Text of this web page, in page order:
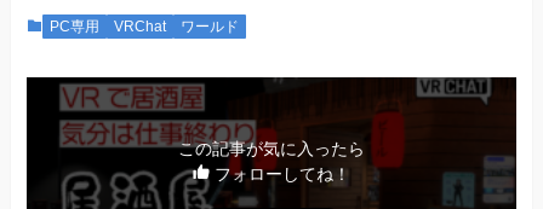
PC専用 VRChat ワールド
この記事が気に入ったら
フォローしてね！